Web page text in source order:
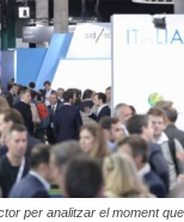
per analitzar el moment que